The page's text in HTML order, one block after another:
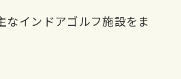
なインドアゴルフ施設をま